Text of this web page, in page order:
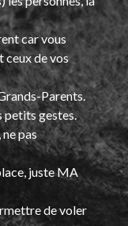
car vous
ceux de vos
Parents.
petits gestes.
ne pas
juste MA
de voler